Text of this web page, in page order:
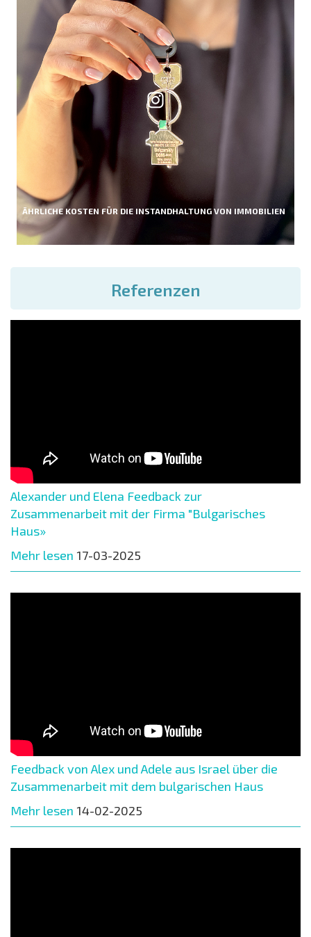
ÄHRLICHE KOSTEN FÜR DIE INSTANDHALTUNG VON IMMOBILIEN
Referenzen
Alexander und Elena Feedback zur
Zusammenarbeit mit der Firma "Bulgarisches
Haus»
Mehr lesen 17-03-2025
Feedback von Alex und Adele aus Israel über die
Zusammenarbeit mit dem bulgarischen Haus
Mehr lesen 14-02-2025